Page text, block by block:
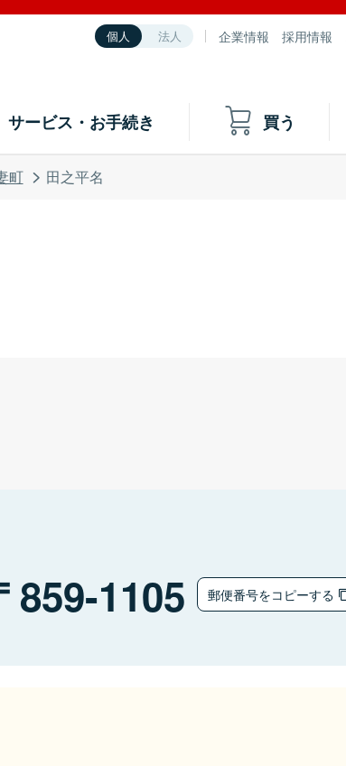
個人 法人 企業情報 採用情報
サービス・お手続き 買う
町 田之平名
859-1105 郵便番号をコピーする